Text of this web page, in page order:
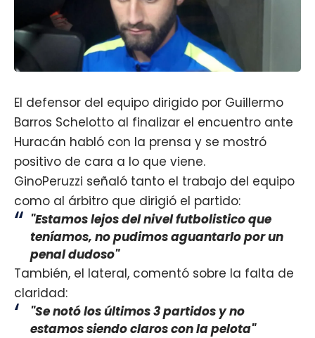
El defensor del equipo dirigido por Guillermo
Barros Schelotto al finalizar el encuentro ante
Huracán habló con la prensa y se mostró
positivo de cara a lo que viene.
GinoPeruzzi señaló tanto el trabajo del equipo
como al árbitro que dirigió el partido:
"Estamos lejos del nivel futbolistico que
teníamos, no pudimos aguantarlo por un
penal dudoso"
También, el lateral, comentó sobre la falta de
claridad:
"Se notó los últimos 3 partidos y no
estamos siendo claros con la pelota"